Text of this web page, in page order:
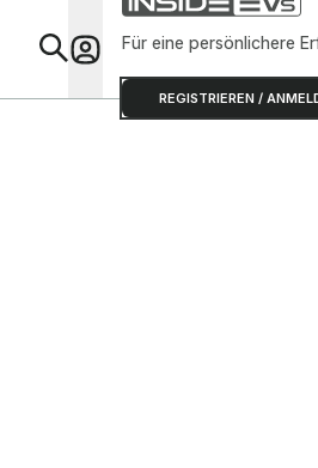
Für eine persönlichere
REGISTRIEREN /